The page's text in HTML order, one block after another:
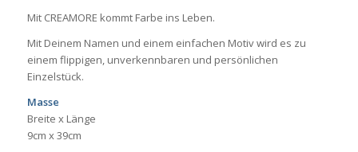
Mit CREAMORE kommt Farbe ins Leben.
Mit Deinem Namen und einem einfachen Motiv wird es zu
einem flippigen, unverkennbaren und persönlichen
Einzelstück.
Masse
Breite x Länge
9cm x 39cm